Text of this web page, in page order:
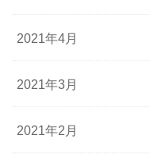
2021年4月
2021年3月
2021年2月